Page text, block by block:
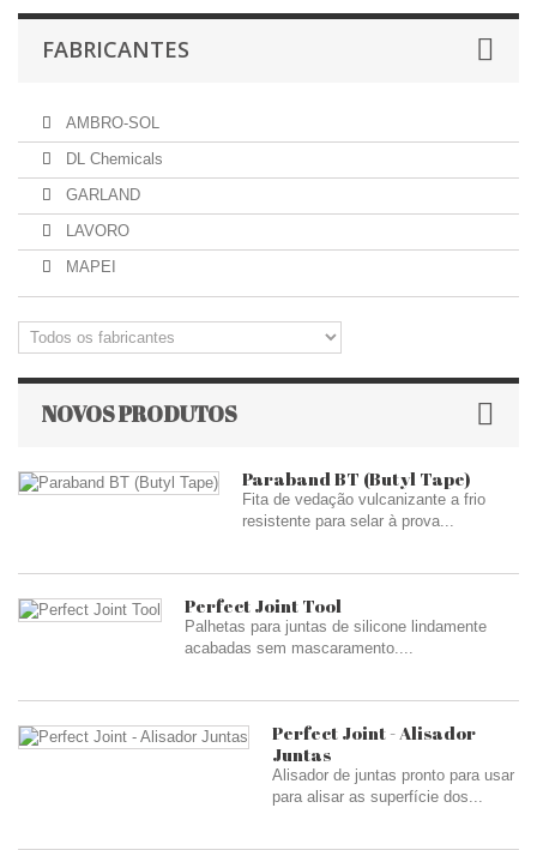
FABRICANTES
AMBRO-SOL
DL Chemicals
GARLAND
LAVORO
MAPEI
NOVOS PRODUTOS
Paraband BT (Butyl Tape)
Fita de vedação vulcanizante a frio
resistente para selar à prova...
Perfect Joint Tool
Palhetas para juntas de silicone lindamente
acabadas sem mascaramento....
Perfect Joint - Alisador
Juntas
Alisador de juntas pronto para usar
para alisar as superfície dos...